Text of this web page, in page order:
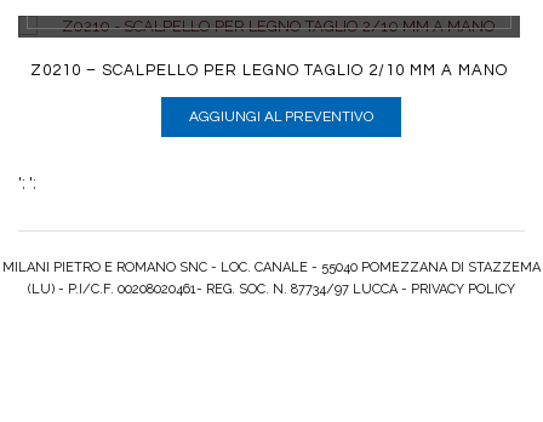
Z0210 – SCALPELLO PER LEGNO TAGLIO 2/10 MM A MANO
AGGIUNGI AL PREVENTIVO
'; ';
MILANI PIETRO E ROMANO SNC - LOC. CANALE - 55040 POMEZZANA DI STAZZEMA
(LU) - P.I/C.F. 00208020461- REG. SOC. N. 87734/97 LUCCA - PRIVACY POLICY